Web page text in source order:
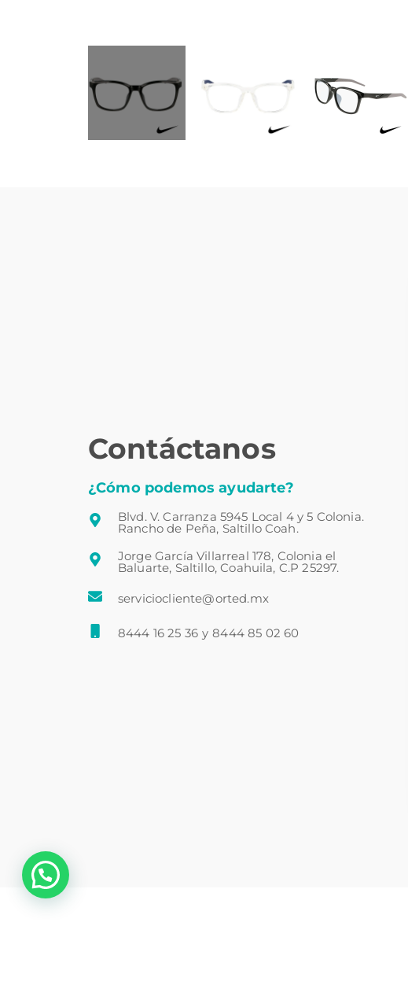
Contáctanos
¿Cómo podemos ayudarte?
Blvd. V. Carranza 5945 Local 4 y 5 Colonia.
Rancho de Peña, Saltillo Coah.
Jorge García Villarreal 178, Colonia el
Baluarte, Saltillo, Coahuila, C.P 25297.
serviciocliente@orted.mx
8444 16 25 36 y 8444 85 02 60